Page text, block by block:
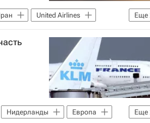
Еще
United Airlines
в 2023 году
Еще
Нидерланды
Европа